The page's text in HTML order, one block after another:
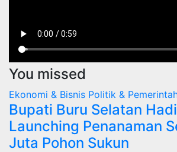
You missed
Ekonomi & Bisnis Politik &
Bupati Buru Selatan
Launching Penanaman
Juta Pohon Sukun